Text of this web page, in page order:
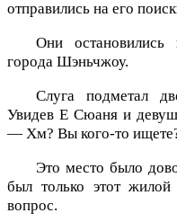
отправились на его
Они
города Шэньчжоу.
Слуга подметал
Увидев Е Сюаня и
— Хм? Вы кого-то
Это место было
был только этот
вопрос.